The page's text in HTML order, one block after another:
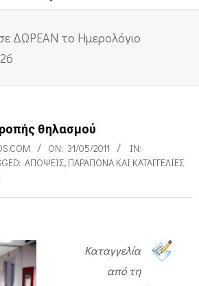
ΔΩΡΕΑΝ το Ημερολόγιο
θηλασμού
ON: 31/05/2011
IN:
ΑΠΌΨΕΙΣ, ΠΑΡΆΠΟΝΑ ΚΑΙ ΚΑΤΑΓΓΕΛΊΕΣ
Καταγγελία
από τη